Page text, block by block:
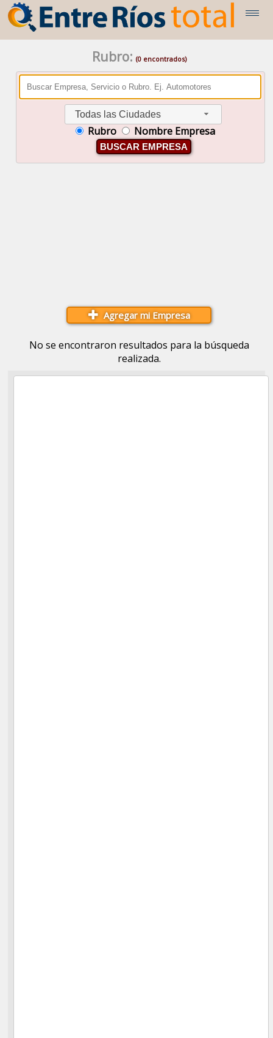
Rubro: (0 encontrados)
Todas las Ciudades
Rubro Nombre Empresa
BUSCAR EMPRESA
Agregar mi Empresa
No se encontraron resultados para la búsqueda
realizada.